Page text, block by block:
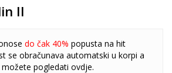
II
do čak 40% popusta na hit
se obračunava automatski u korpi a
pogledati ovdje.